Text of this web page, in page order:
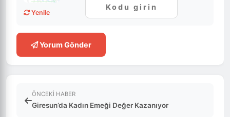
Yenile
Yorum Gönder
ÖNCEKI HABER
Giresun’da Kadın Emeği Değer Kazanıyor